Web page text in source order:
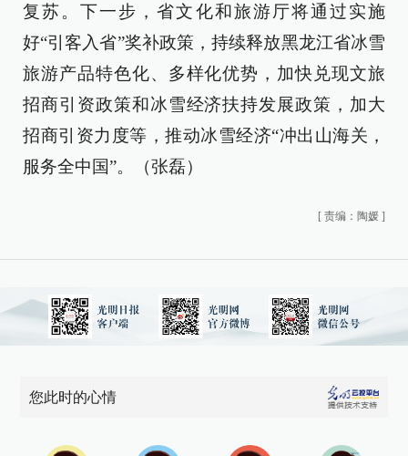
复苏。下一步，省文化和旅游厅将通过实施
好“引客入省”奖补政策，持续释放黑龙江省冰雪
旅游产品特色化、多样化优势，加快兑现文旅
招商引资政策和冰雪经济扶持发展政策，加大
招商引资力度等，推动冰雪经济“冲出山海关，
服务全中国”。（张磊）
[ 责编：陶媛 ]
您此时的心情